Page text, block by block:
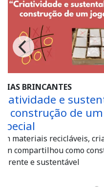
a partir
imaginação,
da velha
Festival